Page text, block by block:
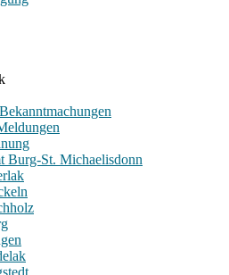
Burg-St. Michaelisdonn